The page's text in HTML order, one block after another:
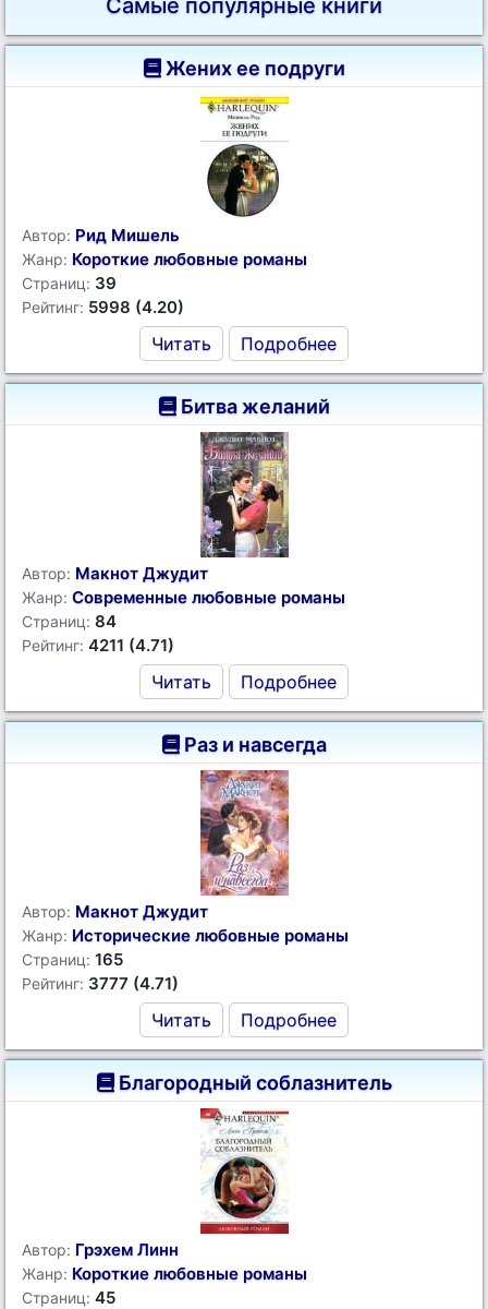
Самые популярные книги
Жених ее подруги
Автор: Рид Мишель
Жанр: Короткие любовные романы
Страниц: 39
Рейтинг: 5998 (4.20)
Читать Подробнее
Битва желаний
Автор: Макнот Джудит
Жанр: Современные любовные романы
Страниц: 84
Рейтинг: 4211 (4.71)
Читать Подробнее
Раз и навсегда
Автор: Макнот Джудит
Жанр: Исторические любовные романы
Страниц: 165
Рейтинг: 3777 (4.71)
Читать Подробнее
Благородный соблазнитель
Автор: Грэхем Линн
Жанр: Короткие любовные романы
Страниц: 45